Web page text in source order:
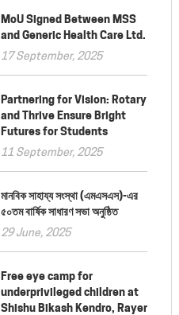
MoU Signed Between MSS
and Generic Health Care Ltd.
17 September, 2025
Partnering for Vision: Rotary
and Thrive Ensure Bright
Futures for Students
11 September, 2025
মানবিক সাহায্য সংস্থা (এমএসএস)-এর
৫০তম বার্ষিক সাধারণ সভা অনুষ্ঠিত
29 June, 2025
Free eye camp for
underprivileged children at
Shishu Bikash Kendro, Rayer